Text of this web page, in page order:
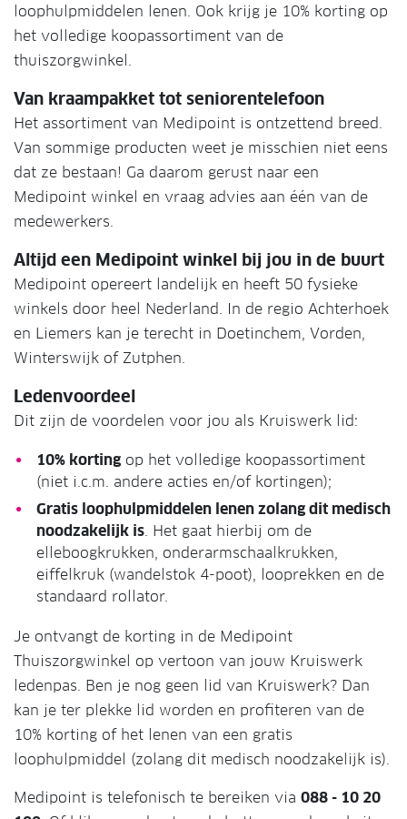
loophulpmiddelen lenen. Ook krijg je 10% korting op
het volledige koopassortiment van de
thuiszorgwinkel.
Van kraampakket tot seniorentelefoon
Het assortiment van Medipoint is ontzettend breed.
Van sommige producten weet je misschien niet eens
dat ze bestaan! Ga daarom gerust naar een
Medipoint winkel en vraag advies aan één van de
medewerkers.
Altijd een Medipoint winkel bij jou in de buurt
Medipoint opereert landelijk en heeft 50 fysieke
winkels door heel Nederland. In de regio Achterhoek
en Liemers kan je terecht in Doetinchem, Vorden,
Winterswijk of Zutphen.
Ledenvoordeel
Dit zijn de voordelen voor jou als Kruiswerk lid:
10% korting op het volledige koopassortiment
(niet i.c.m. andere acties en/of kortingen);
Gratis loophulpmiddelen lenen zolang dit medisch
noodzakelijk is. Het gaat hierbij om de
elleboogkrukken, onderarmschaalkrukken,
eiffelkruk (wandelstok 4-poot), looprekken en de
standaard rollator.
Je ontvangt de korting in de Medipoint
Thuiszorgwinkel op vertoon van jouw Kruiswerk
ledenpas. Ben je nog geen lid van Kruiswerk? Dan
kan je ter plekke lid worden en profiteren van de
10% korting of het lenen van een gratis
loophulpmiddel (zolang dit medisch noodzakelijk is).
Medipoint is telefonisch te bereiken via 088 - 10 20